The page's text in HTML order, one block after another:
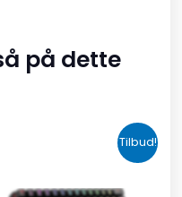
på dette
Tilbud!
oprindelige
pris
aktuelle
pris